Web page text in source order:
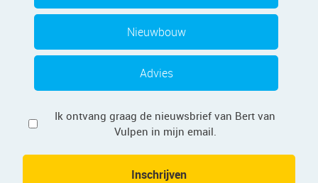
Nieuwbouw
Advies
Privacy
Ik ontvang graag de nieuwsbrief van Bert van
Vulpen in mijn email.
Inschrijven